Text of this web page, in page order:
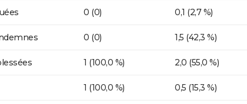
0 (0) 0,1 (2,7 %)
0 (0) 1,5 (42,3 %)
1 (100,0 %) 2,0 (55,0 %)
1 (100,0 %) 0,5 (15,3 %)